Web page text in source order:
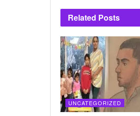
Related Posts
UNCATEGORIZED